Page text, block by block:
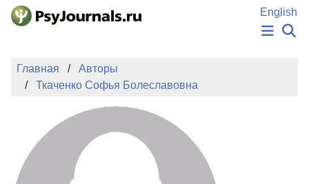
Перейти к основному содержанию
English
ИЗДАНИЯ
ПОДАТЬ РУКОПИСЬ
БАЗА ЗНАНИЙ
КЛЮЧЕВЫЕ СЛОВА
Регистрация
Главная
Авторы
Ткаченко Софья Болеславовна